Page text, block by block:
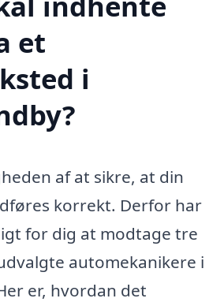
et
i
af at sikre, at din
korrekt. Derfor har
for dig at modtage tre
automekanikere i
er, hvordan det